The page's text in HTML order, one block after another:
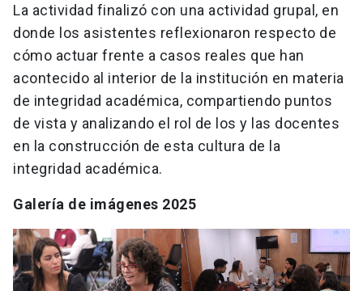
La actividad finalizó con una actividad grupal, en
donde los asistentes reflexionaron respecto de
cómo actuar frente a casos reales que han
acontecido al interior de la institución en materia
de integridad académica, compartiendo puntos
de vista y analizando el rol de los y las docentes
en la construcción de esta cultura de la
integridad académica.
Galería de imágenes 2025